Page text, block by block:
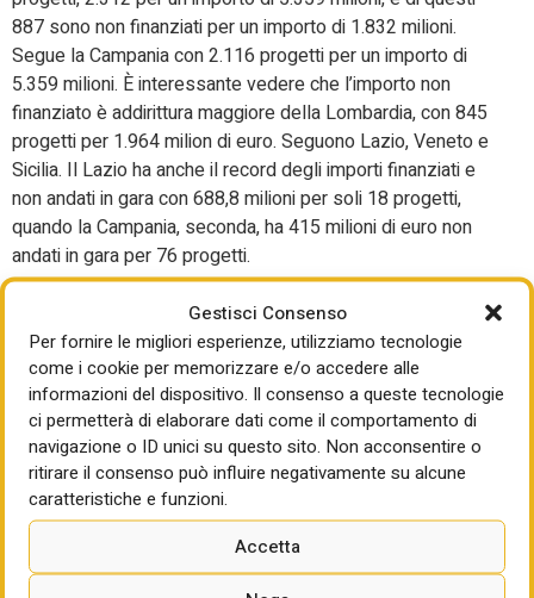
Gestisci Consenso
Per fornire le migliori esperienze, utilizziamo tecnologie
come i cookie per memorizzare e/o accedere alle
informazioni del dispositivo. Il consenso a queste tecnologie
ci permetterà di elaborare dati come il comportamento di
navigazione o ID unici su questo sito. Non acconsentire o
ritirare il consenso può influire negativamente su alcune
caratteristiche e funzioni.
Accetta
887 sono non finanziati per un importo di 1.832 milioni.
Segue la Campania con 2.116 progetti per un importo di
5.359 milioni. È interessante vedere che l’importo non
finanziato è addirittura maggiore della Lombardia, con 845
progetti per 1.964 milion di euro. Seguono Lazio, Veneto e
Sicilia. Il Lazio ha anche il record degli importi finanziati e
non andati in gara con 688,8 milioni per soli 18 progetti,
quando la Campania, seconda, ha 415 milioni di euro non
andati in gara per 76 progetti.
Infine ci sono i progetti andati a gara solo
parzialmente.
Sì, qui torna la Lombardia nettamente in cima alla classifica
con 862 progetti e un importo non speso di 811,8 milioni.
Si può trarre un giudizio complessivo sulle difficoltà
di attuazione del Pnrr da questo vostro lavoro?
Possiamo dire che c’è uno zoccolo duro di progetti che il
Pnrr ha contribuito a far venire alla luce, ma che
difficilmente potranno essere realizzati con il Pnrr. Un gran